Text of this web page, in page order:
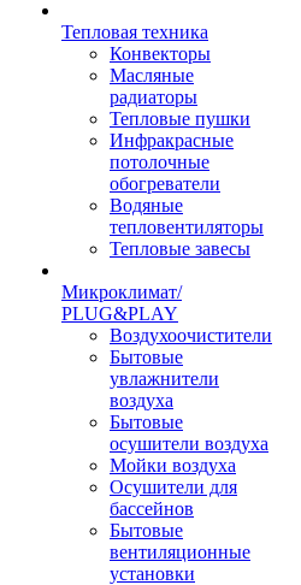
Тепловая техника
Конвекторы
Масляные
радиаторы
Тепловые пушки
Инфракрасные
потолочные
обогреватели
Водяные
тепловентиляторы
Тепловые завесы
Микроклимат/
PLUG&PLAY
Воздухоочистители
Бытовые
увлажнители
воздуха
Бытовые
осушители воздуха
Мойки воздуха
Осушители для
бассейнов
Бытовые
вентиляционные
установки